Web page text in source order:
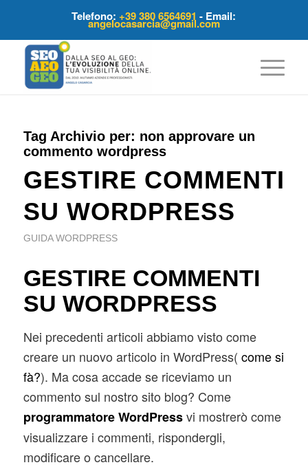
Telefono:+39 380 6564691 - Email:
angelocasarcia@gmail.com
Tag Archivio per: non approvare un
commento wordpress
GESTIRE COMMENTI
SU WORDPRESS
GUIDA WORDPRESS
GESTIRE COMMENTI
SU WORDPRESS
Nei precedenti articoli abbiamo visto come
creare un nuovo articolo in WordPress( come si
fà?). Ma cosa accade se riceviamo un
commento sul nostro sito blog? Come
programmatore WordPressvi mostrerò come
visualizzare i commenti, rispondergli,
modificare o cancellare.